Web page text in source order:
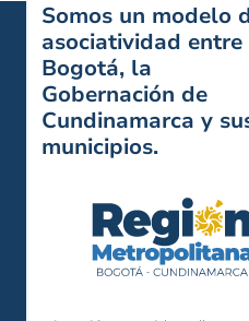
Somos un modelo
asociatividad entre
Bogotá, la
Gobernación de
Cundinamarca y
municipios.